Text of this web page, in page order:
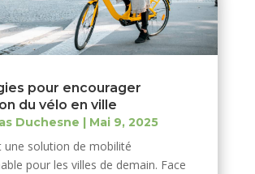
pour encourager
du vélo en ville
Duchesne | Mai 9, 2025
une solution de mobilité
pour les villes de demain. Face